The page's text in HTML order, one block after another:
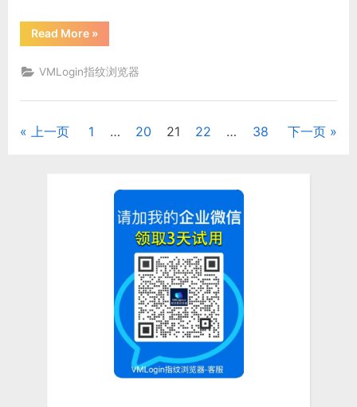
Read More“一
款
谱
的
马
览
»
VMLogin指纹浏览器
文上一页 1 … 20 21 22 … 38 下一页